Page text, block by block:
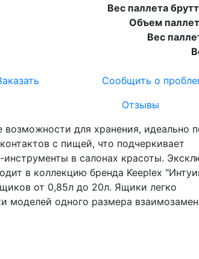
Вес паллета
Объем
Вес
Сообщить о
Отзывы
для хранения, идеально
с пищей, что подчеркивает
в салонах красоты.
в коллекцию бренда Keeplex
от 0,85л до 20л. Ящики легко
моделей одного размера